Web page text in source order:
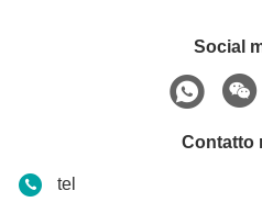
Social
Contatto
tel